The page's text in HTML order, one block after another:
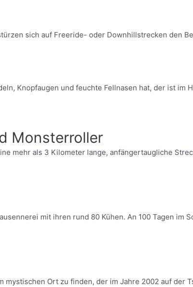
sich auf Freeride- oder Downhillstrecken den
Knopfaugen und feuchte Fellnasen hat, der ist im
Monsterroller
mehr als 3 Kilometer lange, anfängertaugliche
mit ihren rund 80 Kühen. An 100 Tagen im
mystischen Ort zu finden, der im Jahre 2002 auf der